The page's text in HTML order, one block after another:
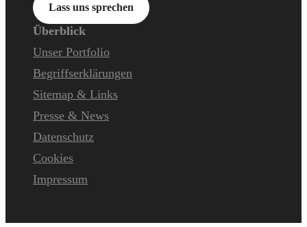
Lass uns sprechen
Überblick
Unser Portfolio
Begriffserklärungen
Sitemap & Links
Presse & News
Datenschutz
Cookies
Impressum